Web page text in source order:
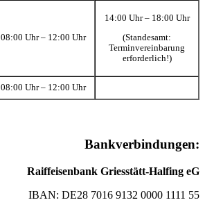
08:00 Uhr – 12:00 Uhr
14:00 Uhr – 18:00 Uhr
(Standesamt:
Terminvereinbarung
erforderlich!)
08:00 Uhr – 12:00 Uhr
Bankverbindungen:
Raiffeisenbank Griesstätt-Halfing eG
IBAN: DE28 7016 9132 0000 1111 55